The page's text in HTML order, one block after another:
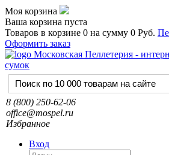
Моя корзина
Ваша корзина пуста
Товаров в корзине 0 на сумму 0 Руб.
Оформить заказ
8 (800) 250-62-06
office@mospel.ru
Избранное
Вход